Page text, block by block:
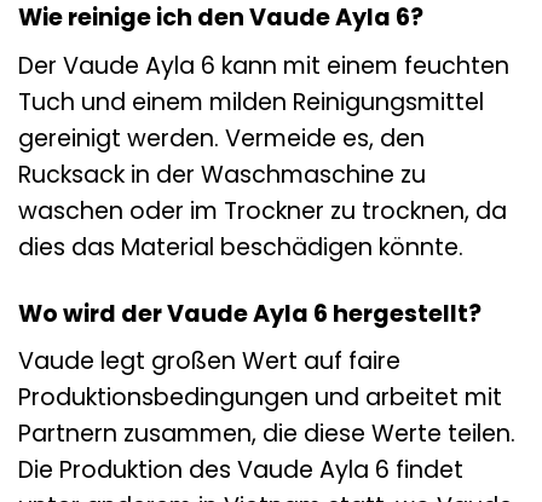
Wie reinige ich den Vaude Ayla 6?
Der Vaude Ayla 6 kann mit einem feuchten
Tuch und einem milden Reinigungsmittel
gereinigt werden. Vermeide es, den
Rucksack in der Waschmaschine zu
waschen oder im Trockner zu trocknen, da
dies das Material beschädigen könnte.
Wo wird der Vaude Ayla 6 hergestellt?
Vaude legt großen Wert auf faire
Produktionsbedingungen und arbeitet mit
Partnern zusammen, die diese Werte teilen.
Die Produktion des Vaude Ayla 6 findet